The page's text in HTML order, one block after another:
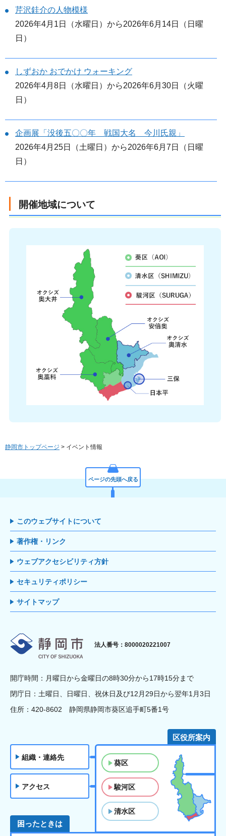
芹沢銈介の人物模様
2026年4月1日（水曜日）から2026年6月14日（日曜
日）
しずおか おでかけ ウォーキング
2026年4月8日（水曜日）から2026年6月30日（火曜
日）
企画展「没後五〇〇年 戦国大名 今川氏親」
2026年4月25日（土曜日）から2026年6月7日（日曜
日）
開催地域について
静岡市トップページ > イベント情報
ページの先頭へ戻る
このウェブサイトについて
著作権・リンク
ウェブアクセシビリティ方針
セキュリティポリシー
サイトマップ
静岡市
法人番号：8000020221007
開庁時間：月曜日から金曜日の8時30分から17時15分まで
閉庁日：土曜日、日曜日、祝休日及び12月29日から翌年1月3日
住所：420-8602 静岡県静岡市葵区追手町5番1号
組織・連絡先
アクセス
区役所案内
葵区
駿河区
清水区
困ったときは